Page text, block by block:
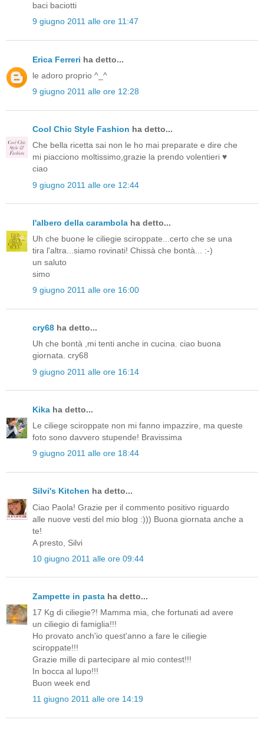
baci baciotti
9 giugno 2011 alle ore 11:47
Erica Ferreri ha detto...
le adoro proprio ^_^
9 giugno 2011 alle ore 12:28
Cool Chic Style Fashion ha detto...
Che bella ricetta sai non le ho mai preparate e dire che
mi piacciono moltissimo,grazie la prendo volentieri ♥
ciao
9 giugno 2011 alle ore 12:44
l'albero della carambola ha detto...
Uh che buone le ciliegie sciroppate...certo che se una
tira l'altra...siamo rovinati! Chissà che bontà... :-)
un saluto
simo
9 giugno 2011 alle ore 16:00
cry68 ha detto...
Uh che bontà ,mi tenti anche in cucina. ciao buona
giornata. cry68
9 giugno 2011 alle ore 16:14
Kika ha detto...
Le ciliege sciroppate non mi fanno impazzire, ma queste
foto sono davvero stupende! Bravissima
9 giugno 2011 alle ore 18:44
Silvi's Kitchen ha detto...
Ciao Paola! Grazie per il commento positivo riguardo
alle nuove vesti del mio blog :))) Buona giornata anche a
te!
A presto, Silvi
10 giugno 2011 alle ore 09:44
Zampette in pasta ha detto...
17 Kg di ciliegie?! Mamma mia, che fortunati ad avere
un ciliegio di famiglia!!!
Ho provato anch'io quest'anno a fare le ciliegie
sciroppate!!!
Grazie mille di partecipare al mio contest!!!
In bocca al lupo!!!
Buon week end
11 giugno 2011 alle ore 14:19